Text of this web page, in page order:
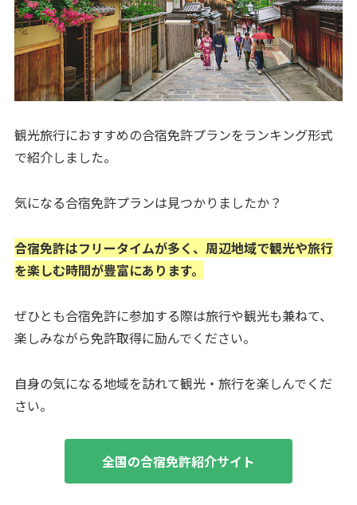
観光旅行におすすめの合宿免許プランをランキング形式
で紹介しました。
気になる合宿免許プランは見つかりましたか？
合宿免許はフリータイムが多く、周辺地域で観光や旅行
を楽しむ時間が豊富にあります。
ぜひとも合宿免許に参加する際は旅行や観光も兼ねて、
楽しみながら免許取得に励んでください。
自身の気になる地域を訪れて観光・旅行を楽しんでくだ
さい。
全国の合宿免許紹介サイト